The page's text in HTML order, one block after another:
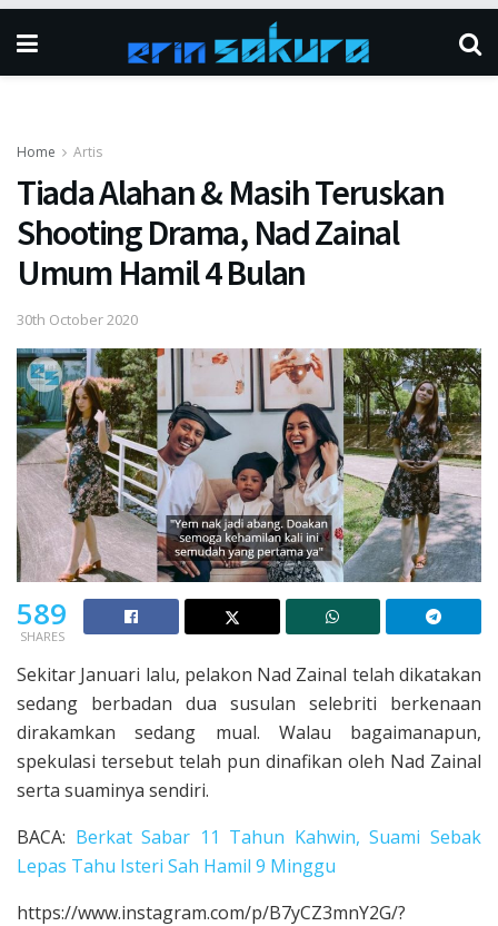
Home Artis
Tiada Alahan & Masih Teruskan
Shooting Drama, Nad Zainal
Umum Hamil 4 Bulan
30th October 2020
589
SHARES
Sekitar Januari lalu, pelakon Nad Zainal telah dikatakan
sedang berbadan dua susulan selebriti berkenaan
dirakamkan sedang mual. Walau bagaimanapun,
spekulasi tersebut telah pun dinafikan oleh Nad Zainal
serta suaminya sendiri.
BACA: Berkat Sabar 11 Tahun Kahwin, Suami Sebak
Lepas Tahu Isteri Sah Hamil 9 Minggu
https://www.instagram.com/p/B7yCZ3mnY2G/?